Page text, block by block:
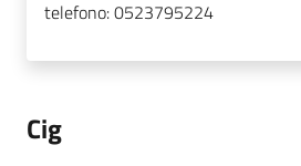
telefono:0523795224
Cig